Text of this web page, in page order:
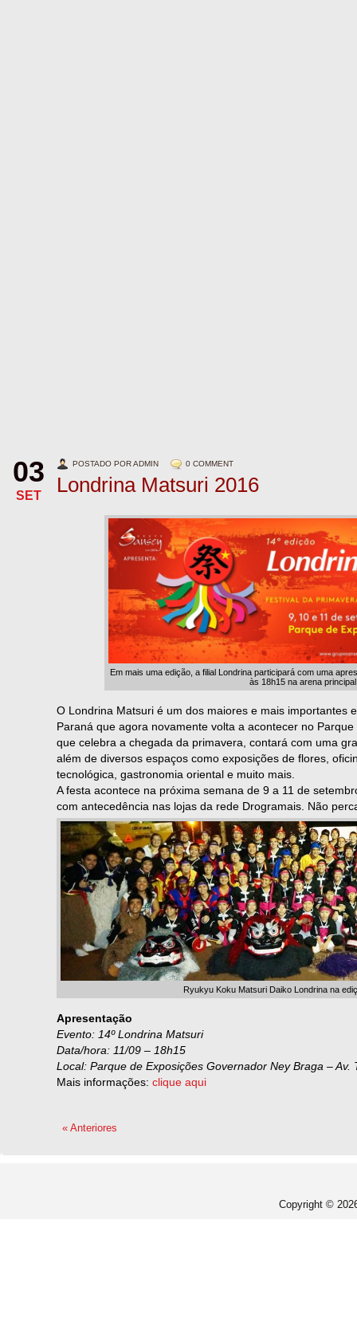
03
SET
POSTADO POR ADMIN 0 COMMENT
Londrina Matsuri 2016
Em mais uma edição, a filial Londrina participará com uma
às 18h15 na arena
O Londrina Matsuri é um dos maiores e mais importantes
Paraná que agora novamente volta a acontecer no
que celebra a chegada da primavera, contará com uma
além de diversos espaços como exposições de flores,
tecnológica, gastronomia oriental e muito mais.
A festa acontece na próxima semana de 9 a 11 de
com antecedência nas lojas da rede Drogramais. Não
Ryukyu Koku Matsuri Daiko Londrina na
Apresentação
Evento: 14º Londrina Matsuri
Data/hora: 11/09 – 18h15
Local: Parque de Exposições Governador Ney Braga –
Mais informações: clique aqui
« Anteriores
Copyright ©